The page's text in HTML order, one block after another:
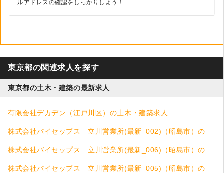
ルアドレスの確認をしっかりしよう！
東京都の関連求人を探す
東京都の土木・建築の最新求人
有限会社デカデン（江戸川区）の土木・建築求人
株式会社バイセップス 立川営業所(最新_002)（昭島市）の
土木・建築求人
株式会社バイセップス 立川営業所(最新_006)（昭島市）の
土木・建築求人
株式会社バイセップス 立川営業所(最新_005)（昭島市）の